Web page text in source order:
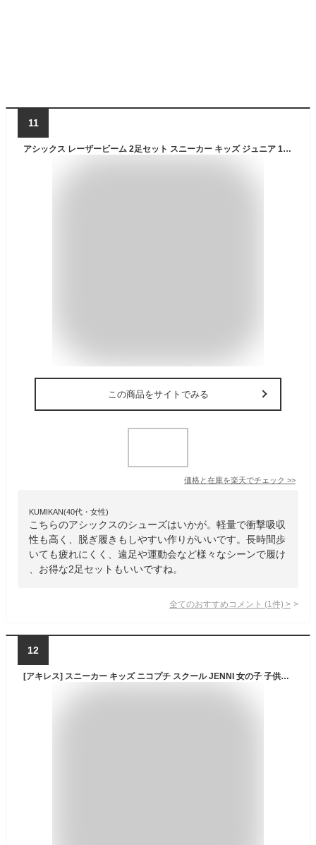
11
アシックス レーザービーム 2足セット スニーカー キッズ ジュニア 1154A182 SJ 歩きやすい 走りやすい 軽量 紐 履きやすい ランニングシューズ 男の子 女の子 子供 靴 運動靴 2024秋冬モデル【2406】
この商品をサイトでみる
価格と在庫を楽天でチェック >>
KUMIKAN(40代・女性)
こちらのアシックスのシューズはいかが。軽量で衝撃吸収
性も高く、脱ぎ履きもしやすい作りがいいです。長時間歩
いても疲れにくく、遠足や運動会など様々なシーンで履け
、お得な2足セットもいいですね。
全てのおすすめコメント (1 件) >
12
[アキレス] スニーカー キッズ ニコプチ スクール JENNI 女の子 子供靴 軽量 19~24.5cm 2E NPS 0720 マルチカラー 23.5 cm